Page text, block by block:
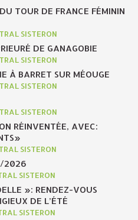
TOUR DE FRANCE FÉMININ
SISTERON
DE GANAGOBIE
SISTERON
À BARRET SUR MÉOUGE
SISTERON
SISTERON
RÉINVENTÉE, AVEC:
SISTERON
2026
SISTERON
»: RENDEZ-VOUS
DE L’ÉTÉ
SISTERON